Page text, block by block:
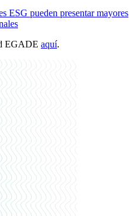
ESG pueden presentar mayores
EGADE aquí.